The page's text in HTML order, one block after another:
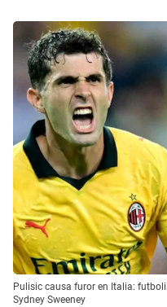
Pulisic causa furor en Italia:
Sydney Sweeney